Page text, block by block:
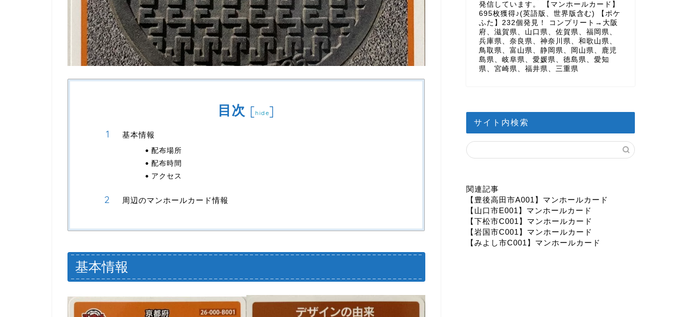
目次 [hide]
基本情報
配布場所
配布時間
アクセス
周辺のマンホールカード情報
基本情報
発信しています。 【マンホールカード】
695枚獲得♪(英語版、世界版含む) 【ポケ
ふた】232個発見！ コンプリート→大阪
府、滋賀県、山口県、佐賀県、福岡県、
兵庫県、奈良県、神奈川県、和歌山県、
鳥取県、富山県、静岡県、岡山県、鹿児
島県、岐阜県、愛媛県、徳島県、愛知
県、宮崎県、福井県、三重県
サイト内検索
関連記事
【豊後高田市A001】マンホールカード
【山口市E001】マンホールカード
【下松市C001】マンホールカード
【岩国市C001】マンホールカード
【みよし市C001】マンホールカード